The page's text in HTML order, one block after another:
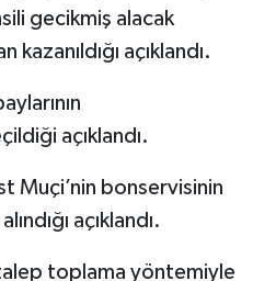
gecikmiş alacak
açıklandı.
açıklandı.
Muçi’nin bonservisinin
açıklandı.
talep toplama yöntemiyle